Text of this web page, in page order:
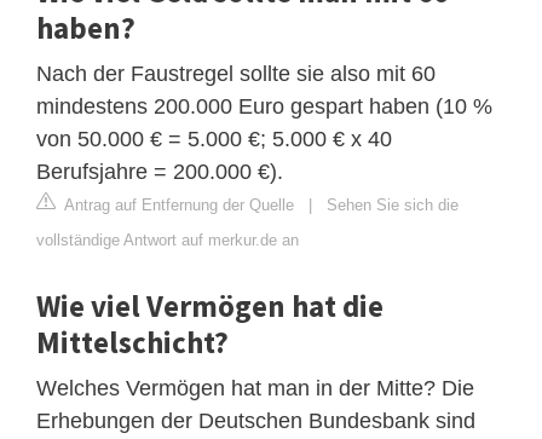
haben?
Nach der Faustregel sollte sie also mit 60
mindestens 200.000 Euro gespart haben (10 %
von 50.000 € = 5.000 €; 5.000 € x 40
Berufsjahre = 200.000 €).
Antrag auf Entfernung der Quelle | Sehen Sie sich die
vollständige Antwort auf merkur.de an
Wie viel Vermögen hat die
Mittelschicht?
Welches Vermögen hat man in der Mitte? Die
Erhebungen der Deutschen Bundesbank sind